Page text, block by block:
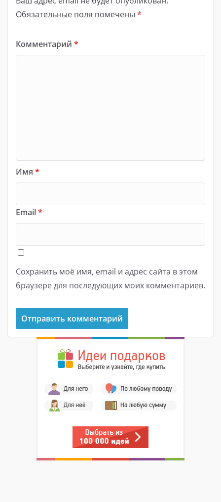
Обязательные поля помечены *
Комментарий *
Имя *
Email*
Сохранить моё имя, email и адрес сайта в этом
браузере для последующих моих комментариев.